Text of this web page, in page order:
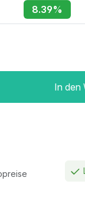
8.39%
In den